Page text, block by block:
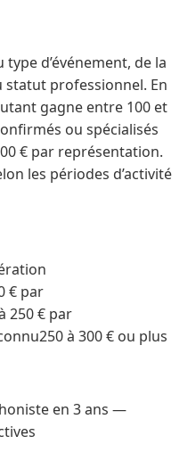
d’événement, de la
professionnel. En
gagne entre 100 et
ou spécialisés
€ par représentation.
les périodes d’activité
€ par
250 € par
à 300 € ou plus
en 3 ans —